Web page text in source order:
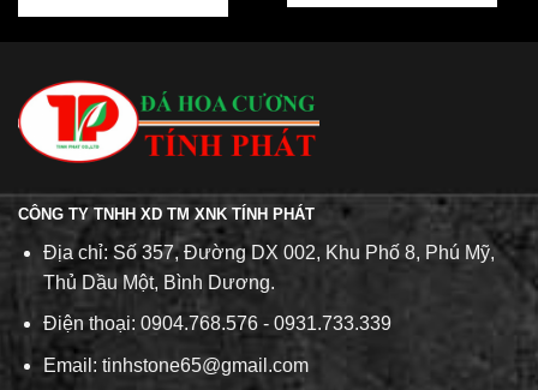
CÔNG TY TNHH XD TM XNK TÍNH PHÁT
Địa chỉ: Số 357, Đường DX 002, Khu Phố 8, Phú Mỹ,
Thủ Dầu Một, Bình Dương.
Điện thoại: 0904.768.576 - 0931.733.339
Email: tinhstone65@gmail.com